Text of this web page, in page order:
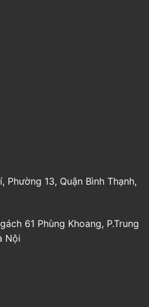
Phường 13, Quận Bình Thạnh,
61 Phùng Khoang, P.Trung
Nội